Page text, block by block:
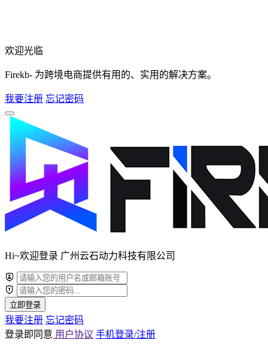
欢迎光临
Firekb- 为跨境电商提供有用的、实用的解决方案。
我要注册 忘记密码
Hi~欢迎登录 广州云石动力科技有限公司
立即登录
我要注册 忘记密码
登录即同意 用户协议 手机登录/注册